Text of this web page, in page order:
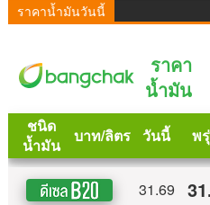
ราคาน้ำมันวันนี้